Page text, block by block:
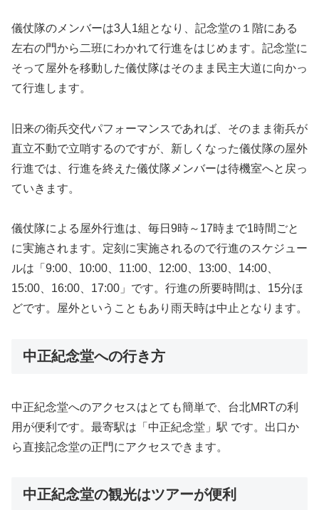
儀仗隊のメンバーは3人1組となり、記念堂の１階にある
左右の門から二班にわかれて行進をはじめます。記念堂に
そって屋外を移動した儀仗隊はそのまま民主大道に向かっ
て行進します。
旧来の衛兵交代パフォーマンスであれば、そのまま衛兵が
直立不動で立哨するのですが、新しくなった儀仗隊の屋外
行進では、行進を終えた儀仗隊メンバーは待機室へと戻っ
ていきます。
儀仗隊による屋外行進は、毎日9時～17時まで1時間ごと
に実施されます。定刻に実施されるので行進のスケジュー
ルは「9:00、10:00、11:00、12:00、13:00、14:00、
15:00、16:00、17:00」です。行進の所要時間は、15分ほ
どです。屋外ということもあり雨天時は中止となります。
中正紀念堂への行き方
中正紀念堂へのアクセスはとても簡単で、台北MRTの利
用が便利です。最寄駅は「中正紀念堂」駅 です。出口か
ら直接記念堂の正門にアクセスできます。
中正紀念堂の観光はツアーが便利